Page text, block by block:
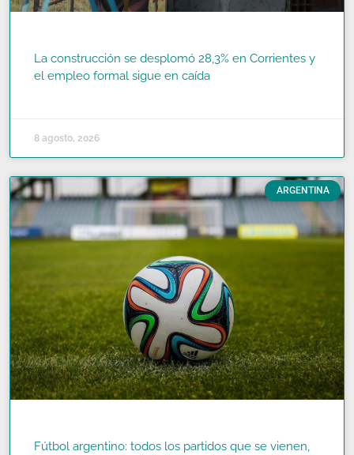
La construcción se desplomó 28,3% en Corrientes y
el empleo formal sigue en caída
8 agosto, 2026
ARGENTINA
Fútbol argentino: todos los partidos que se vienen,